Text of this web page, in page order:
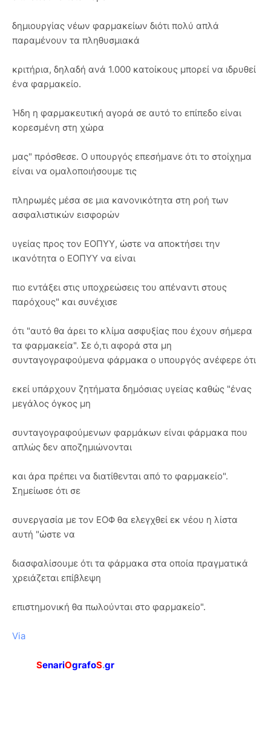
δημιουργίας νέων φαρμακείων διότι πολύ απλά
παραμένουν τα πληθυσμιακά
κριτήρια, δηλαδή ανά 1.000 κατοίκους μπορεί να ιδρυθεί
ένα φαρμακείο.
Ήδη η φαρμακευτική αγορά σε αυτό το επίπεδο είναι
κορεσμένη στη χώρα
μας" πρόσθεσε. Ο υπουργός επεσήμανε ότι το στοίχημα
είναι να ομαλοποιήσουμε τις
πληρωμές μέσα σε μια κανονικότητα στη ροή των
ασφαλιστικών εισφορών
υγείας προς τον ΕΟΠΥΥ, ώστε να αποκτήσει την
ικανότητα ο ΕΟΠΥΥ να είναι
πιο εντάξει στις υποχρεώσεις του απέναντι στους
παρόχους" και συνέχισε
ότι "αυτό θα άρει το κλίμα ασφυξίας που έχουν σήμερα
τα φαρμακεία". Σε ό,τι αφορά στα μη
συνταγογραφούμενα φάρμακα ο υπουργός ανέφερε ότι
εκεί υπάρχουν ζητήματα δημόσιας υγείας καθώς "ένας
μεγάλος όγκος μη
συνταγογραφούμενων φαρμάκων είναι φάρμακα που
απλώς δεν αποζημιώνονται
και άρα πρέπει να διατίθενται από το φαρμακείο".
Σημείωσε ότι σε
συνεργασία με τον ΕΟΦ θα ελεγχθεί εκ νέου η λίστα
αυτή "ώστε να
διασφαλίσουμε ότι τα φάρμακα στα οποία πραγματικά
χρειάζεται επίβλεψη
επιστημονική θα πωλούνται στο φαρμακείο".
Via
SenariOgrafoS.gr